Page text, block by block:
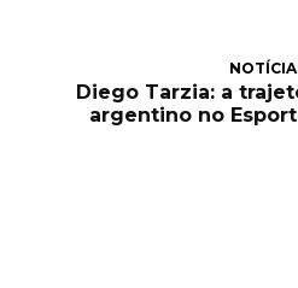
Diego Tarzia: a
argentino no